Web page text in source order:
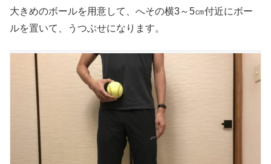
大きめのボールを用意して、へその横3～5㎝付近にボー
ルを置いて、うつぶせになります。